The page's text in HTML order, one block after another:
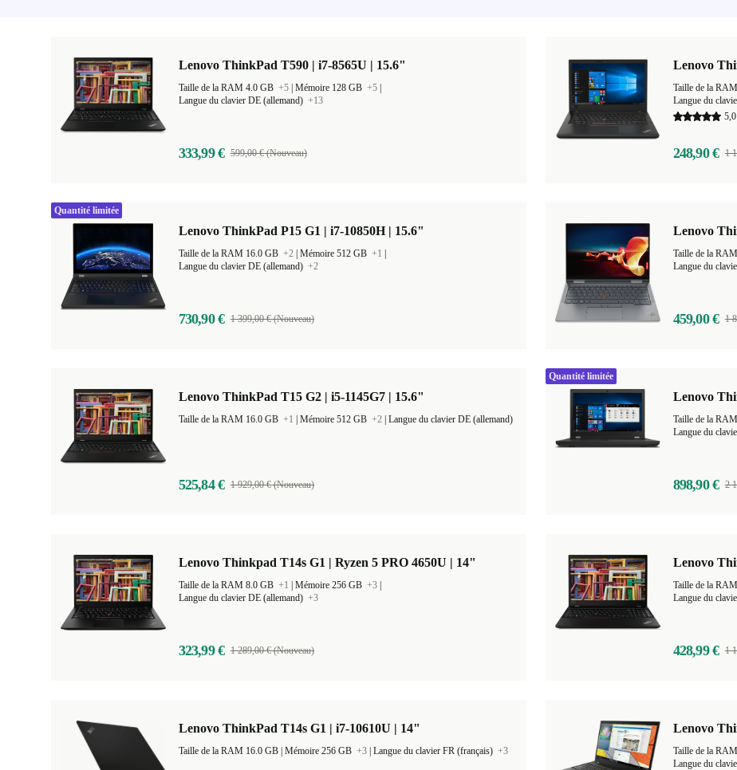
Lenovo ThinkPad T590 | i7-8565U | 15.6"
Taille de la RAM 4.0 GB +5 Mémoire 128 GB +5
Langue du clavier DE (allemand) +13
333,99 € 599,00 € (Nouveau)
Lenovo
Taille de la
Langue du
5,0
248,90 € 1
Lenovo ThinkPad P15 G1 | i7-10850H | 15.6"
Taille de la RAM 16.0 GB +2 Mémoire 512 GB +1
Langue du clavier DE (allemand) +2
730,90 € 1 399,00 € (Nouveau)
Quantité limitée
Lenovo
Taille de la
Langue du
459,00 € 1
Lenovo ThinkPad T15 G2 | i5-1145G7 | 15.6"
Taille de la RAM 16.0 GB +1 Mémoire 512 GB +2 Langue du clavier DE (allemand)
525,84 € 1 929,00 € (Nouveau)
Lenovo
Taille de la
Langue du
898,90 € 2
Quantité limitée
Lenovo Thinkpad T14s G1 | Ryzen 5 PRO 4650U | 14"
Taille de la RAM 8.0 GB +1 Mémoire 256 GB +3
Langue du clavier DE (allemand) +3
323,99 € 1 289,00 € (Nouveau)
Lenovo
Taille de la
Langue du
428,99 € 1
Lenovo ThinkPad T14s G1 | i7-10610U | 14"
Mémoire 256 GB +3 Langue du clavier FR (français) +3
Lenovo
Taille de la
Langue du